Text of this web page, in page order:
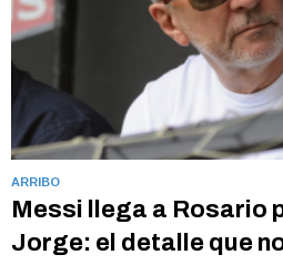
ARRIBO
Messi llega a Rosario
Jorge: el detalle que